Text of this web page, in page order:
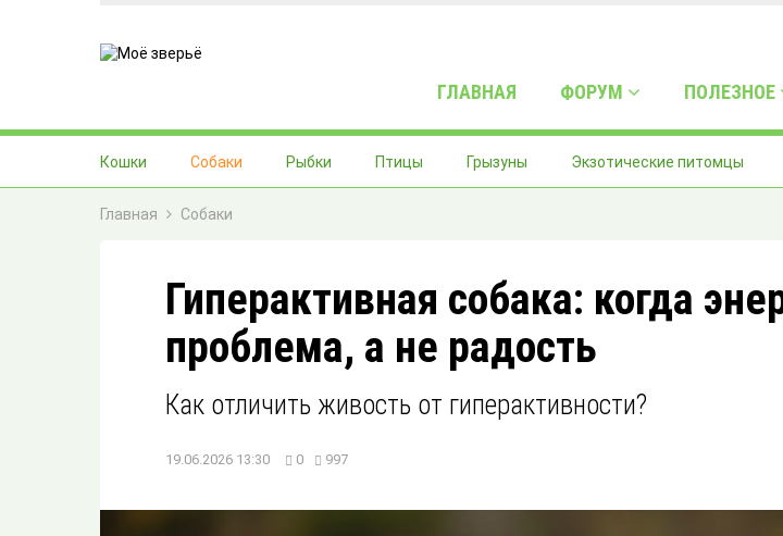
ГЛАВНАЯ ФОРУМ ПОЛЕЗНОЕ
Кошки Собаки Рыбки Птицы Грызуны Экзотические питомцы
Главная Собаки
Гиперактивная собака: когда
проблема, а не радость
Как отличить живость от гиперактивности?
19.06.2026 13:30 0 997